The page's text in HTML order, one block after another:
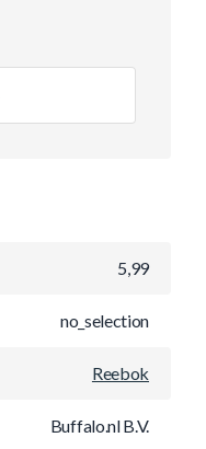
5,99
no_selection
Reebok
Buffalo.nl B.V.